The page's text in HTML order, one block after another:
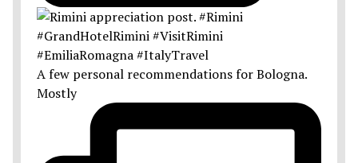
A few personal recommendations for Bologna.
Mostly